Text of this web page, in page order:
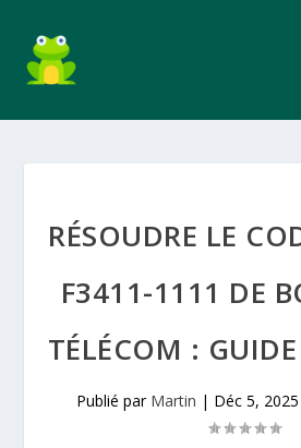
RÉSOUDRE LE
F3411-1111 DE
TÉLÉCOM :
Publié par Martin | Déc 5, 2025